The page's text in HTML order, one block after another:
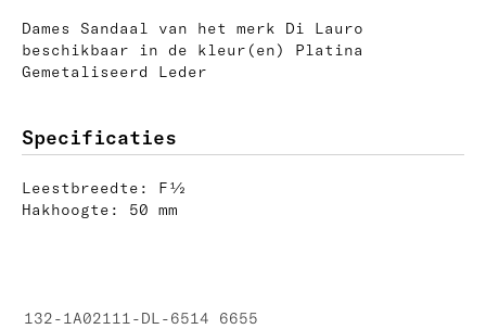
Dames Sandaal van het merk Di Lauro
beschikbaar in de kleur(en) Platina
Gemetaliseerd Leder
Specificaties
Leestbreedte: F½
Hakhoogte: 50 mm
132-1A02111-DL-6514 6655